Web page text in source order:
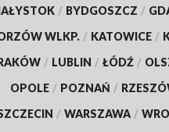
/ BYDGOSZCZ /
WLKP. / KATOWICE /
/ LUBLIN / ŁÓDŹ /
OPOLE / POZNAŃ /
/ WARSZAWA /